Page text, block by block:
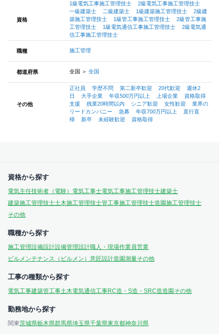
資格
1級電気工事施工管理技士
2級電気工事施工管理技士
一級建築士
二級建築士 1級建築施工管理技士
2級建
築施工管理技士
1級管工事施工管理技士
2級管工事施
工管理技士
1級電気通信工事施工管理技士
2級電気通
信工事施工管理技士
職種 施工管理
都道府県 全国 ＞ 全国
その他
正社員 学歴不問 第二新卒歓迎 20代歓迎
週休2
日
大手企業 年収500万円以上 上場企業
資格取得
支援
残業20時間以内 シニア歓迎 女性歓迎
業界の
リードカンパニー
急募 年収700万円以上
直行直
帰
新卒 未経験歓迎 資格取得
資格から探す
電気主任技術者（電験） 電気工事士電気工事施工管理技士建築士
建築施工管理技士土木施工管理技士管工事施工管理技士造園施工管理技士
その他
職種から探す
施工管理設備設計設備管理設計職人・現場作業員営業
ビルメンテナンス（ビルメン） 意匠設計造園測量その他
工事の種類から探す
電気工事建築管工事土木電気通信工事RC造・S造・SRC造造園 その他
勤務地から探す
関東茨城県栃木県群馬県埼玉県千葉県東京都神奈川県